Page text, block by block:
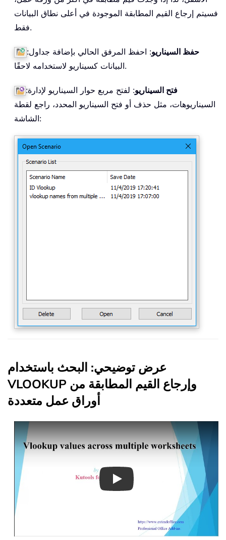
فسيتم إرجاع القيم المطابقة الموجودة في أعلى نطاق البيانات
فقط.
: حفظ السيناريو: احفظ المرفق الحالي بإضافة جداول
البيانات كسيناريو لاستخدامه لاحقًا.
: فتح السيناريو: لفتح مربع حوار السيناريو لإدارة
السيناريوهات، مثل حذف أو فتح السيناريو المحدد، راجع لقطة
الشاشة:
عرض توضيحي: البحث باستخدام
VLOOKUP وإرجاع القيم المطابقة من
أوراق عمل متعددة
Play